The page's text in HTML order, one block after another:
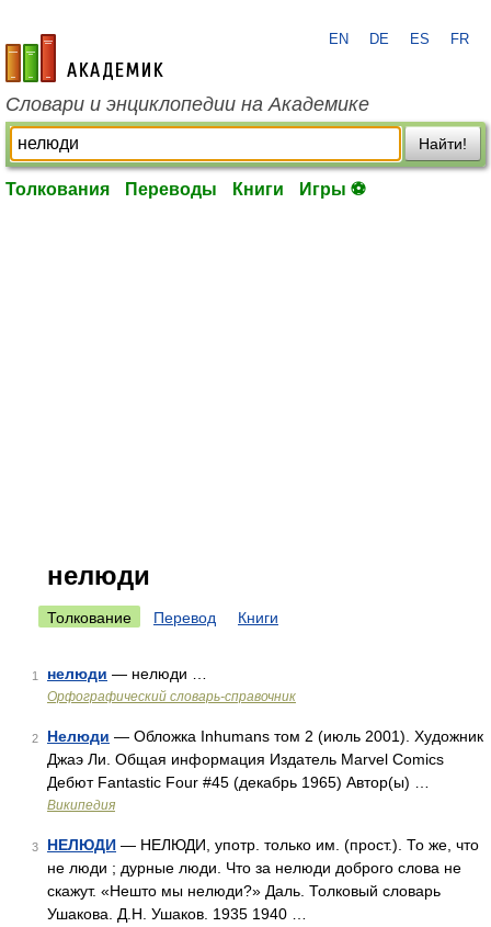
academic.ru
EN DE ES FR
Словари и энциклопедии на Академике
Найти!
Толкования Переводы Книги Игры ⚽
нелюди
Толкование Перевод Книги
1 нелюди — нелюди …
Орфографический словарь-справочник
2 Нелюди — Обложка Inhumans том 2 (июль 2001). Художник
Джаэ Ли. Общая информация Издатель Marvel Comics
Дебют Fantastic Four #45 (декабрь 1965) Автор(ы) …
Википедия
3 НЕЛЮДИ — НЕЛЮДИ, употр. только им. (прост.). То же, что
не люди ; дурные люди. Что за нелюди доброго слова не
скажут. «Нешто мы нелюди?» Даль. Толковый словарь
Ушакова. Д.Н. Ушаков. 1935 1940 …